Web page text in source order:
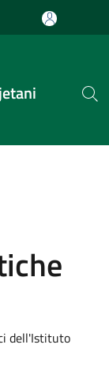
dell'Istituto